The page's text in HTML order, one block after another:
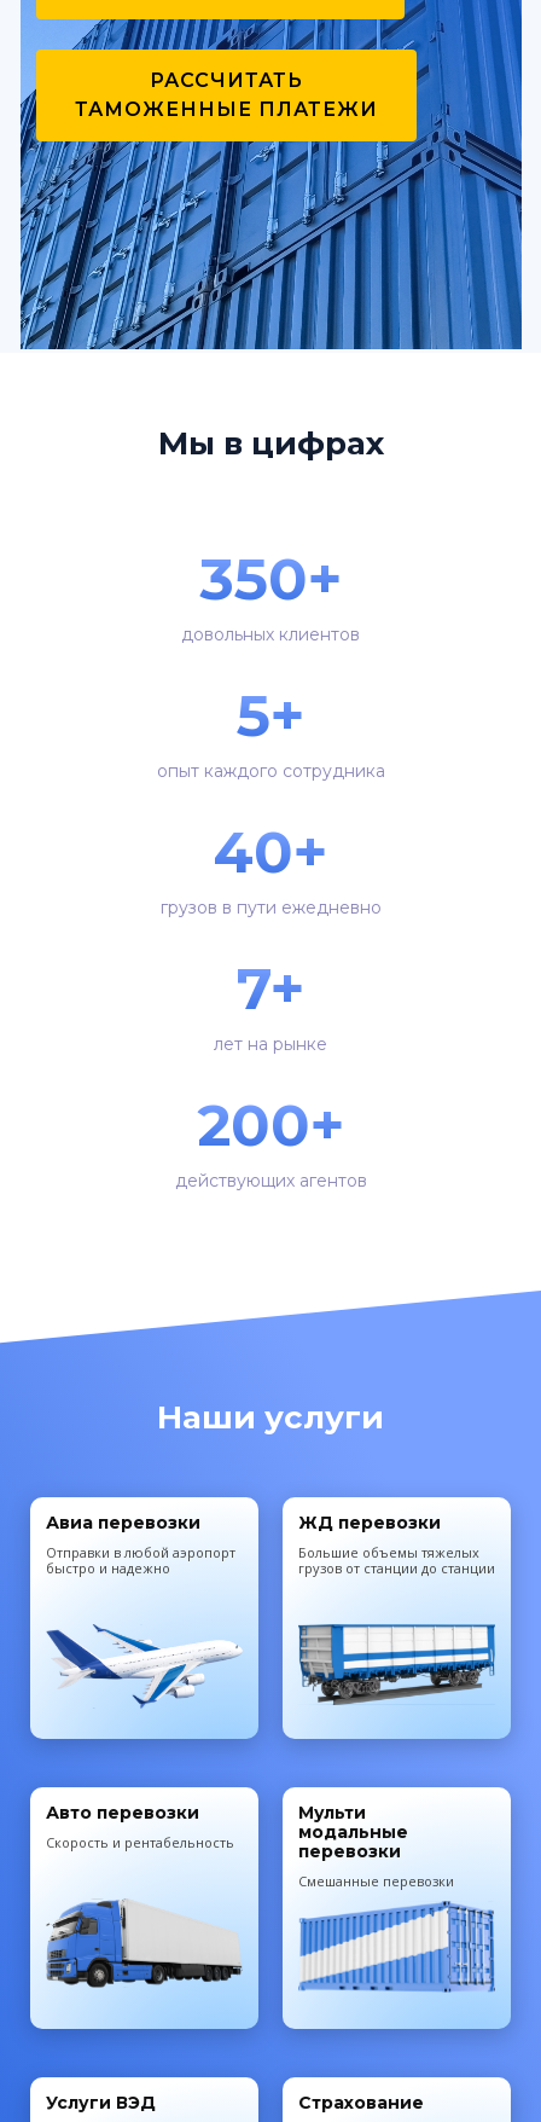
РАССЧИТАТЬ
ТАМОЖЕННЫЕ ПЛАТЕЖИ
Мы в цифрах
350+
довольных клиентов
5+
опыт каждого сотрудника
40+
грузов в пути ежедневно
7+
лет на рынке
200+
действующих агентов
Наши услуги
Авиа перевозки
Отправки в любой аэропорт
быстро и надежно
ЖД перевозки
Большие объемы тяжелых
грузов от станции до станции
Авто перевозки
Скорость и рентабельность
Мульти
модальные
перевозки
Смешанные перевозки
Услуги ВЭД Страхование